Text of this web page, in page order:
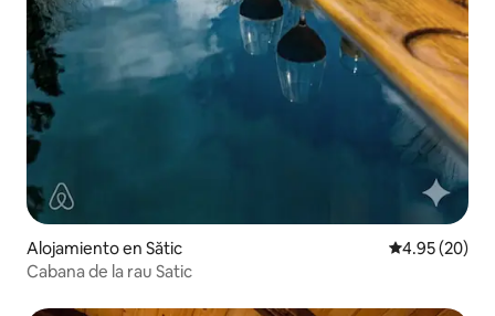
Alojamiento en Sătic Calificación
4.95 (20)
Cabana de la rau Satic